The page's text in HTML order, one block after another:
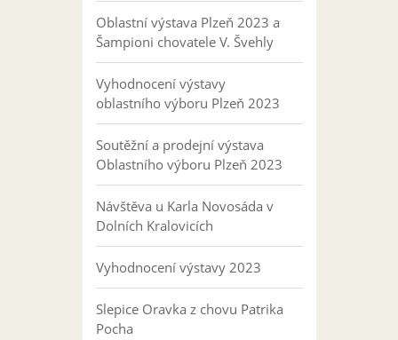
Oblastní výstava Plzeň 2023 a
Šampioni chovatele V. Švehly
Vyhodnocení výstavy
oblastního výboru Plzeň 2023
Soutěžní a prodejní výstava
Oblastního výboru Plzeň 2023
Návštěva u Karla Novosáda v
Dolních Kralovicích
Vyhodnocení výstavy 2023
Slepice Oravka z chovu Patrika
Pocha